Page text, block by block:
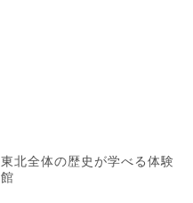
東北全体の歴史が学べる体験
館